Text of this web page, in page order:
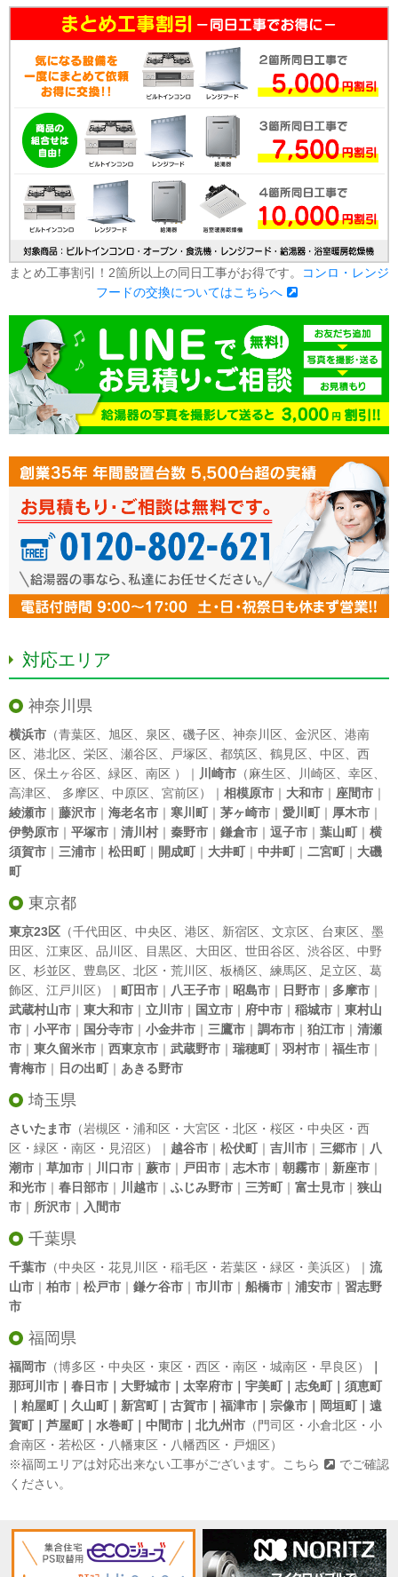
まとめ工事割引！2箇所以上の同日工事がお得です。
コンロ・レンジ
フードの交換についてはこちらへ
対応エリア
神奈川県
横浜市 （青葉区 旭区 泉区 磯子区 神奈川区 金沢区
港南
区
港北区 栄区 瀬谷区 戸塚区 都筑区 鶴見区 中区
西
区
保土ヶ谷区 緑区 南区 ）｜ 川崎市 （麻生区 川崎区 幸区
高津区
多摩区 中原区 宮前区）｜ 相模原市 ｜ 大和市 ｜ 座間市 ｜
綾瀬市 ｜ 藤沢市 ｜ 海老名市 ｜ 寒川町｜ 茅ヶ崎市 ｜ 愛川町｜ 厚木市 ｜
伊勢原市 ｜ 平塚市 ｜ 清川村｜ 秦野市 ｜ 鎌倉市 ｜ 逗子市 ｜ 葉山町｜ 横
須賀市 ｜ 三浦市 ｜ 松田町｜ 開成町｜ 大井町｜ 中井町｜ 二宮町｜ 大磯
町
東京都
東京23区 （千代田区 中央区 港区 新宿区 文京区 台東区
墨
田区
江東区 品川区 目黒区 大田区 世田谷区 渋谷区
中野
区
杉並区 豊島区 北区 ・ 荒川区 板橋区 練馬区 足立区
葛
飾区
江戸川区）｜ 町田市 ｜ 八王子市 ｜ 昭島市 ｜ 日野市 ｜ 多摩市 ｜
武蔵村山市 ｜ 東大和市 ｜ 立川市 ｜ 国立市 ｜ 府中市 ｜ 稲城市 ｜ 東村山
市 ｜ 小平市 ｜ 国分寺市 ｜ 小金井市 ｜ 三鷹市 ｜ 調布市 ｜ 狛江市 ｜ 清瀬
市 ｜ 東久留米市 ｜ 西東京市 ｜ 武蔵野市 ｜ 瑞穂町｜ 羽村市 ｜ 福生市 ｜
青梅市 ｜ 日の出町｜ あきる野市
埼玉県
さいたま市 （岩槻区・浦和区・大宮区・北区・桜区・中央区・西
区・緑区・南区・見沼区）｜ 越谷市 ｜ 松伏町｜ 吉川市 ｜ 三郷市 ｜ 八
潮市 ｜ 草加市 ｜ 川口市 ｜ 蕨市 ｜ 戸田市 ｜ 志木市 ｜ 朝霧市 ｜ 新座市 ｜
和光市 ｜ 春日部市 ｜ 川越市 ｜ ふじみ野市 ｜ 三芳町｜ 富士見市 ｜ 狭山
市 ｜ 所沢市 ｜ 入間市
千葉県
千葉市 （中央区・花見川区・稲毛区・若葉区・緑区・美浜区）｜ 流
山市 ｜ 柏市 ｜ 松戸市 ｜ 鎌ケ谷市 ｜ 市川市 ｜ 船橋市 ｜ 浦安市 ｜ 習志野
市
福岡県
福岡市 （博多区・中央区・東区・西区・南区・城南区・早良区）
那珂川市｜春日市｜大野城市｜太宰府市｜宇美町｜志免町｜須恵町
｜粕屋町｜久山町｜新宮町｜古賀市｜福津市｜宗像市｜岡垣町｜遠
賀町｜芦屋町｜水巻町｜中間市｜北九州市 （門司区・小倉北区・小
倉南区・若松区・八幡東区・八幡西区・戸畑区）
※福岡エリアは対応出来ない工事がございます。
こちら
でご確認
ください。